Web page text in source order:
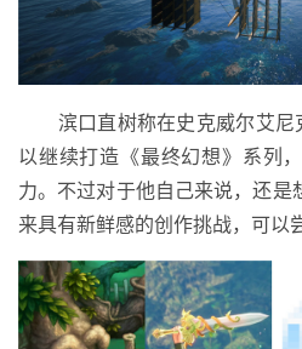
滨口直树称在史克威尔艾尼
以继续打造《最终幻想》系列
力。不过对于他自己来说，还是
来具有新鲜感的创作挑战，可以